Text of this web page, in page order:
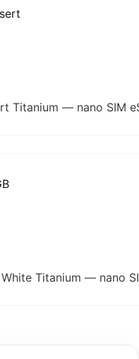
Titanium — nano SIM
Titanium — nano